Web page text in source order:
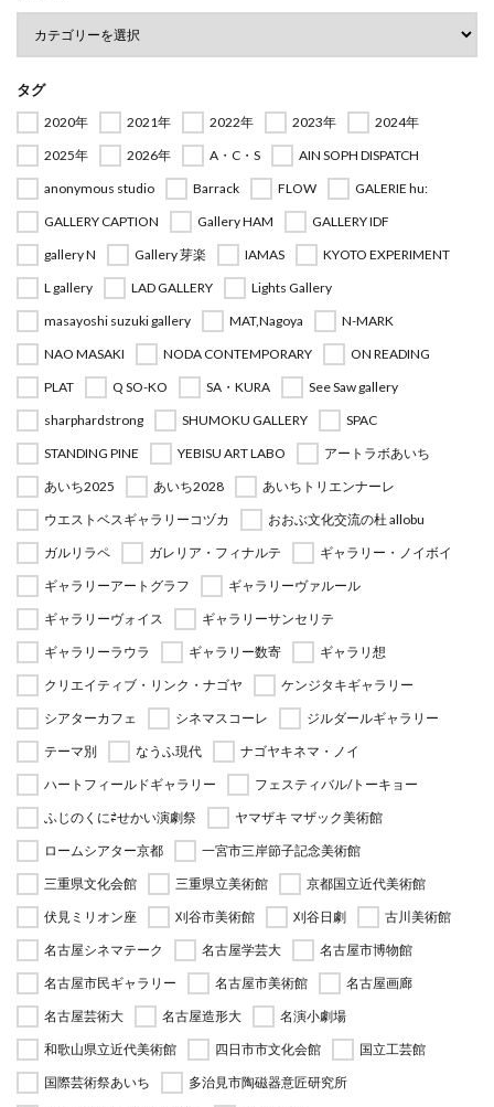
タグ
2020年 2021年 2022年 2023年
2024年
2025年
2026年 A・C・S
AIN SOPH DISPATCH
anonymous studio
Barrack FLOW
GALERIE hu:
GALLERY CAPTION
Gallery HAM
GALLERY IDF
gallery N
Gallery 芽楽 IAMAS
KYOTO EXPERIMENT
L gallery
LAD GALLERY
Lights Gallery
masayoshi suzuki gallery
MAT,Nagoya
N-MARK
NAO MASAKI
NODA CONTEMPORARY
ON READING
PLAT
Q SO-KO SA・KURA
See Saw gallery
sharphardstrong
SHUMOKU GALLERY
SPAC
STANDING PINE
YEBISU ART LABO
アートラボあいち
あいち2025
あいち2028
あいちトリエンナーレ
ウエストベスギャラリーコヅカ
おおぶ文化交流の杜 allobu
ガルリラペ
ガレリア・フィナルテ
ギャラリー・ノイボイ
ギャラリーアートグラフ
ギャラリーヴァルール
ギャラリーヴォイス
ギャラリーサンセリテ
ギャラリーラウラ
ギャラリー数寄
ギャラリ想
クリエイティブ・リンク・ナゴヤ
ケンジタキギャラリー
シアターカフェ
シネマスコーレ
ジルダールギャラリー
テーマ別
なうふ現代
ナゴヤキネマ・ノイ
ハートフィールドギャラリー
フェスティバル/トーキョー
ふじのくに⇄せかい演劇祭
ヤマザキ マザック美術館
ロームシアター京都
一宮市三岸節子記念美術館
三重県文化会館
三重県立美術館
京都国立近代美術館
伏見ミリオン座
刈谷市美術館 刈谷日劇
古川美術館
名古屋シネマテーク
名古屋学芸大
名古屋市博物館
名古屋市民ギャラリー
名古屋市美術館
名古屋画廊
名古屋芸術大
名古屋造形大
名演小劇場
和歌山県立近代美術館
四日市市文化会館
国立工芸館
国際芸術祭あいち
多治見市陶磁器意匠研究所